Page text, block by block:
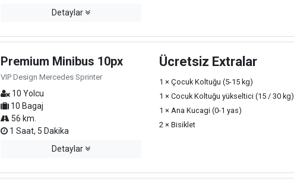
Detaylar
Premium Minibus 10px
VIP Design Mercedes Sprinter
10 Yolcu
10 Bagaj
56 km.
1 Saat, 5 Dakika
Detaylar
Ücretsiz Extralar
1 × Çocuk Koltuğu (5-15 kg)
1 × Cocuk Koltuğu yükseltici (15 / 30 kg)
1 × Ana Kucagi (0-1 yas)
2 × Bisiklet